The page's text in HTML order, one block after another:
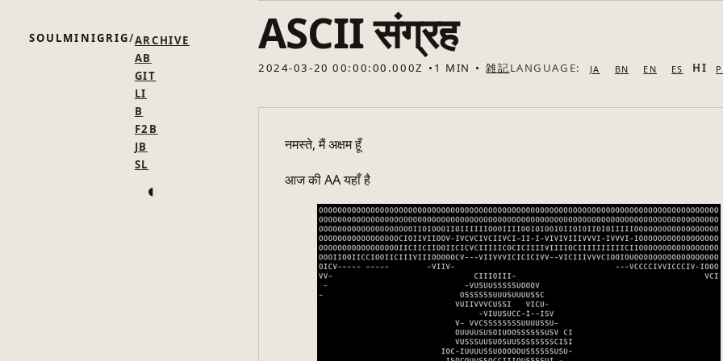
SOULMINIGRIG ARCHIVE
AB
GIT
LI
B
F2B
JB
SL
◐
ASCII संग्रह
2024-03-20 00:00:00.000Z 1 MIN 雑記 LANGUAGE: JA BN EN ES
नमस्ते, मैं अक्षम हूँ
आज की AA यहाँ है